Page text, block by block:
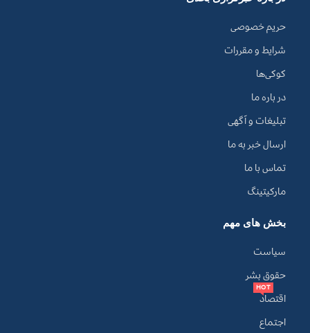
حریم خصوصی
شرایط و مقررات
کوکی‌ها
در باره ما
تبلیغات و آگهی
ارسال خبر به ما
تماس با ما
مارکیتینگ
بخش های مهم
سیاست
حقوق بشر
اقتصاد
HOT
اجتماع